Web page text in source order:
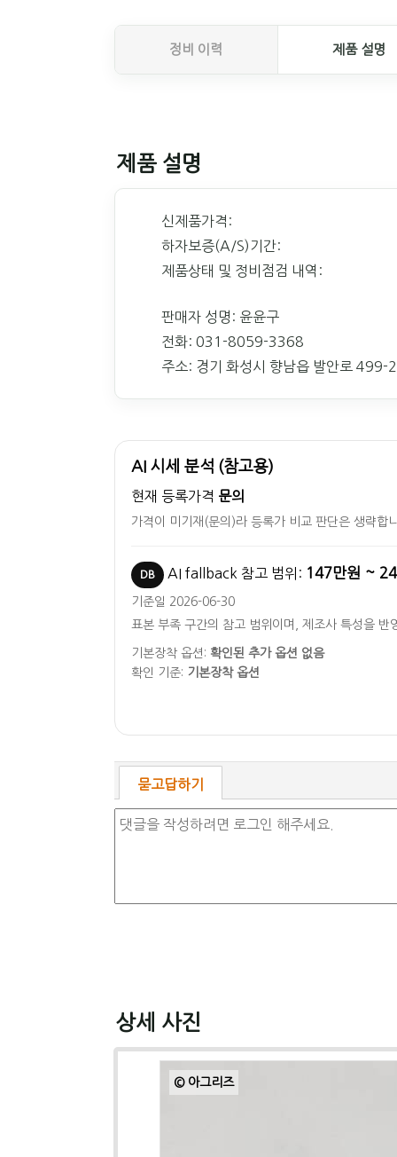
정비 이력 제품 설명
제품 설명
신제품가격:
하자보증(A/S)기간:
제품상태 및 정비점검 내역:
판매자 성명: 윤윤구
전화: 031-8059-3368
주소: 경기 화성시 향남읍 발안로 499-
AI 시세 분석 (참고용)
현재 등록가격 문의
가격이 미기재(문의)라 등록가 비교 판단은 생략합
DB AI fallback 참고 범위: 147만원 ~
기준일 2026-06-30
표본 부족 구간의 참고 범위이며, 제조사 특성을 반
기본장착 옵션: 확인된 추가 옵션 없음
확인 기준: 기본장착 옵션
묻고답하기
상세 사진
© 아그리즈